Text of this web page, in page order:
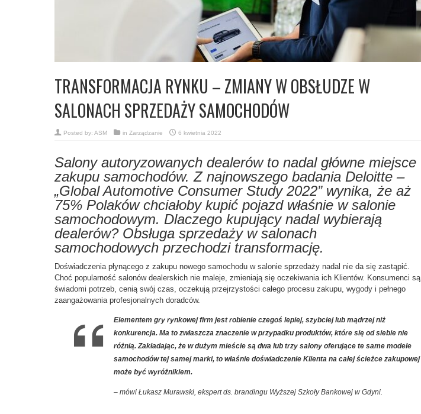
TRANSFORMACJA RYNKU – ZMIANY W OBSŁUDZE W
SALONACH SPRZEDAŻY SAMOCHODÓW
Posted by: ASM in Zarządzanie 6 kwietnia 2022
Salony autoryzowanych dealerów to nadal główne miejsce
zakupu samochodów. Z najnowszego badania Deloitte –
„Global Automotive Consumer Study 2022” wynika, że aż
75% Polaków chciałoby kupić pojazd właśnie w salonie
samochodowym. Dlaczego kupujący nadal wybierają
dealerów? Obsługa sprzedaży w salonach
samochodowych przechodzi transformację.
Doświadczenia płynącego z zakupu nowego samochodu w salonie sprzedaży nadal nie da się zastąpić.
Choć popularność salonów dealerskich nie maleje, zmieniają się oczekiwania ich Klientów. Konsumenci są
świadomi potrzeb, cenią swój czas, oczekują przejrzystości całego procesu zakupu, wygody i pełnego
zaangażowania profesjonalnych doradców.
Elementem gry rynkowej firm jest robienie czegoś lepiej, szybciej lub mądrzej niż
konkurencja. Ma to zwłaszcza znaczenie w przypadku produktów, które się od siebie nie
różnią. Zakładając, że w dużym mieście są dwa lub trzy salony oferujące te same modele
samochodów tej samej marki, to właśnie doświadczenie Klienta na całej ścieżce zakupowej
może być wyróżnikiem.
– mówi Łukasz Murawski, ekspert ds. brandingu Wyższej Szkoły Bankowej w Gdyni.